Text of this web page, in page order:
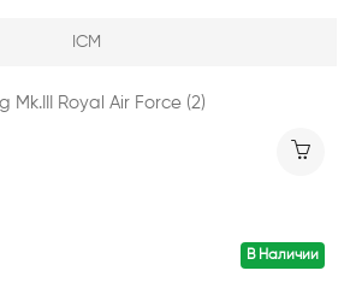
ICM
Mk.III Royal Air Force (2)
В Наличии